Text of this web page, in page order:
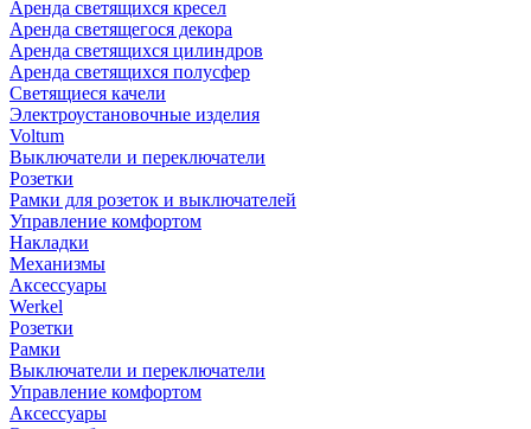
Аренда светящихся кресел
Аренда светящегося декора
Аренда светящихся цилиндров
Аренда светящихся полусфер
Светящиеся качели
Электроустановочные изделия
Voltum
Выключатели и переключатели
Розетки
Рамки для розеток и выключателей
Управление комфортом
Накладки
Механизмы
Аксессуары
Werkel
Розетки
Рамки
Выключатели и переключатели
Управление комфортом
Аксессуары